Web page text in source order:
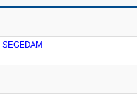
SEGEDAM